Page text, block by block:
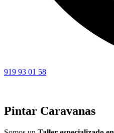
919 93 01 58
Pintar Caravanas